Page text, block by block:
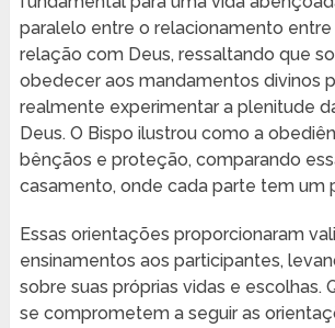
paralelo entre o relacionamento entre
relação com Deus, ressaltando que
obedecer aos mandamentos divinos
realmente experimentar a plenitude
Deus. O Bispo ilustrou como a
bênçãos e proteção, comparando
casamento, onde cada parte tem um
Essas orientações proporcionaram
ensinamentos aos participantes,
sobre suas próprias vidas e escolhas.
se comprometem a seguir as